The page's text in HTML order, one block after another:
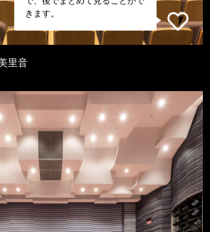
きます。
里音